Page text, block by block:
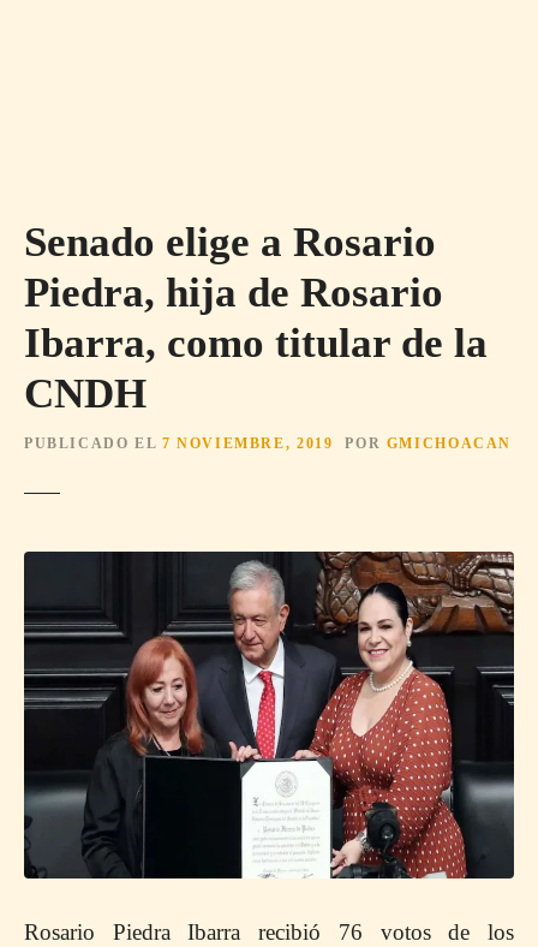
Senado elige a Rosario
Piedra, hija de Rosario
Ibarra, como titular de la
CNDH
PUBLICADO EL 7 NOVIEMBRE, 2019 POR GMICHOACAN
Rosario Piedra Ibarra recibió 76 votos de los